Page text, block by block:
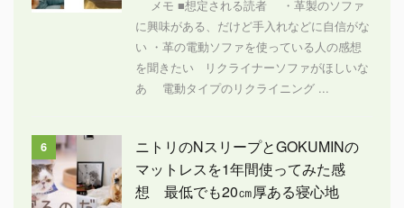
メモ ■想定される読者 ・革製のソファ
に興味がある、だけど手入れなどに自信がな
い ・革の電動ソファを使っている人の感想
を聞きたい リクライナーソファがほしいな
あ 電動タイプのリクライニング ...
6
ニトリのNスリープとGOKUMINの
マットレスを1年間使ってみた感
想 最低でも20㎝厚ある寝心地